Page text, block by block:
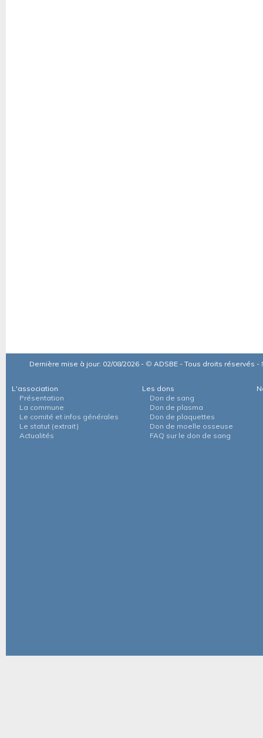
Dernière mise à jour: 02/08/2026 - © ADSBE - Tous droits réservés -
L'association
Présentation
La commune
Le comité et infos générales
Le statut (extrait)
Actualités
Les dons
Don de sang
Don de plasma
Don de plaquettes
Don de moelle osseuse
FAQ sur le don de sang